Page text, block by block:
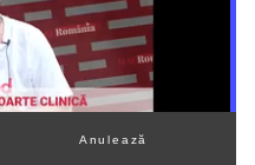
Anulează